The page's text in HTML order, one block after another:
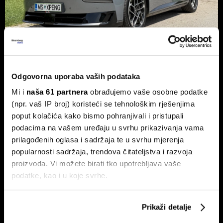
Odgovorna uporaba vaših podataka
Mi i naša 61 partneraobrađujemo vaše osobne podatke
(npr. vaš IP broj) koristeći se tehnološkim rješenjima
poput kolačića kako bismo pohranjivali i pristupali
podacima na vašem uređaju u svrhu prikazivanja vama
prilagođenih oglasa i sadržaja te u svrhu mjerenja
popularnosti sadržaja, trendova čitateljstva i razvoja
proizvoda. Vi možete birati tko upotrebljava vaše
podatke, kao i u koje svrhe.
Prikupljati podatke o vašoj geografskoj lokaciji,
Prikaži detalje
Xpeng P7+: Kinez koji priča kao
navijen i računa kao Turing
Luksuzni fastback s vlastitim čipom koji po
performansama nadmašuje usporedive Nvidijine proizvode.
Slučaj Fekkai - ni luksuzni biznisi